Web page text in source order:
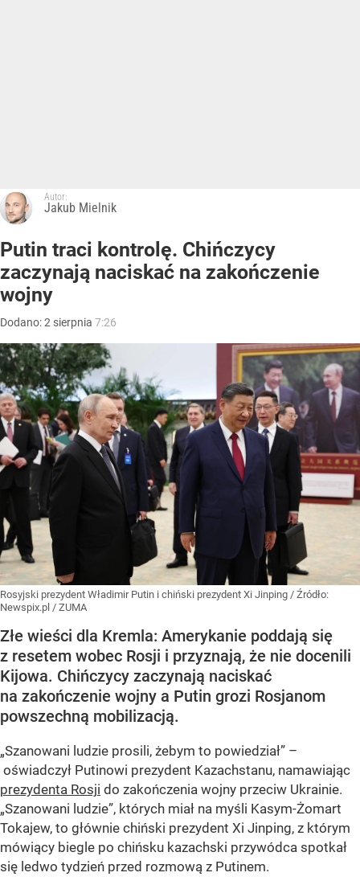
Autor:
Jakub Mielnik
Putin traci kontrolę. Chińczycy
zaczynają naciskać na zakończenie
wojny
Dodano:2 sierpnia 7:26
Rosyjski prezydent Władimir Putin i chiński prezydent Xi Jinping / Źródło:
Newspix.pl / ZUMA
Złe wieści dla Kremla: Amerykanie poddają się
z resetem wobec Rosji i przyznają, że nie docenili
Kijowa. Chińczycy zaczynają naciskać
na zakończenie wojny a Putin grozi Rosjanom
powszechną mobilizacją.
„Szanowani ludzie prosili, żebym to powiedział” –
oświadczył Putinowi prezydent Kazachstanu, namawiając
prezydenta Rosji do zakończenia wojny przeciw Ukrainie.
„Szanowani ludzie”, których miał na myśli Kasym-Żomart
Tokajew, to głównie chiński prezydent Xi Jinping, z którym
mówiący biegle po chińsku kazachski przywódca spotkał
się ledwo tydzień przed rozmową z Putinem.